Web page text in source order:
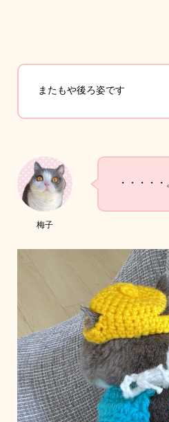
またもや後ろ姿です
梅子
・・・・・。